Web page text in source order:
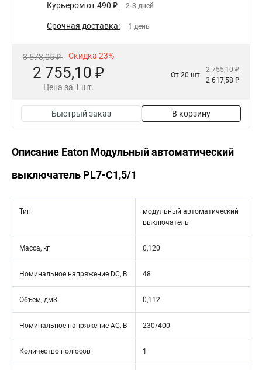
Курьером от 490 ₽ 2-3 дней
Срочная доставка: 1 день
3 578,05 ₽ Скидка 23%
2 755,10 ₽
Цена за 1 шт.
От 20 шт:
2 755,10 ₽
2 617,58 ₽
Быстрый заказ В корзину
Описание Eaton Модульный автоматический
выключатель PL7-C1,5/1
Тип
модульный автоматический
выключатель
Масса, кг 0,120
Номинальное напряжение DC, В 48
Объем, дм3 0,112
Номинальное напряжение АС, В 230/400
Количество полюсов 1